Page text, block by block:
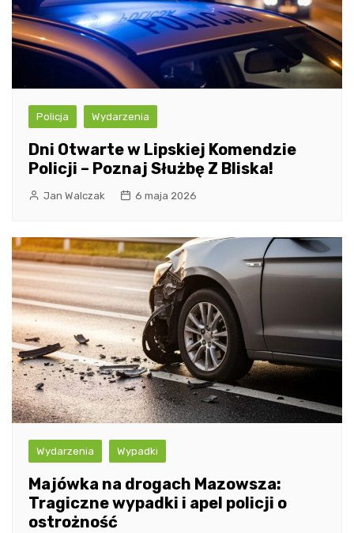
Policja Wydarzenia
Dni Otwarte w Lipskiej Komendzie
Policji – Poznaj Służbę Z Bliska!
Jan Walczak 6 maja 2026
Wydarzenia Wypadki
Majówka na drogach Mazowsza:
Tragiczne wypadki i apel policji o
ostrożność